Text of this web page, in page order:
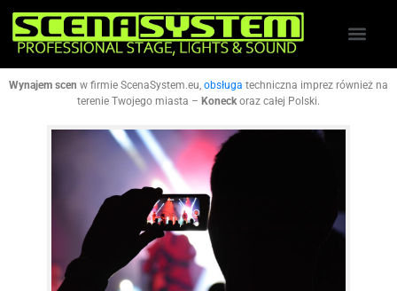
Wynajem scen w firmie ScenaSystem.eu, obsługa techniczna imprez również na
terenie Twojego miasta – Koneckoraz całej Polski.